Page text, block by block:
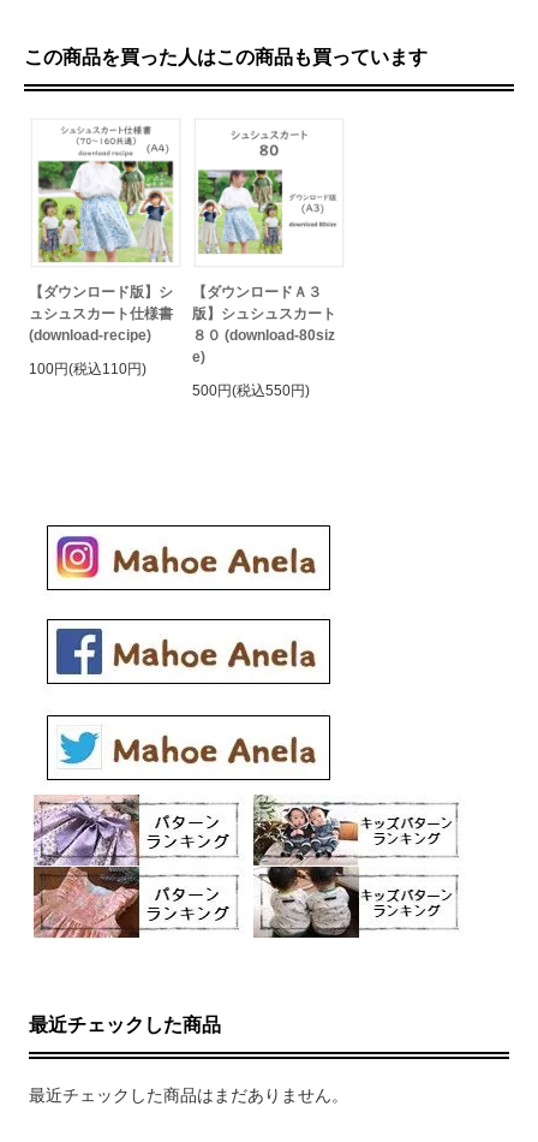
この商品を買った人はこの商品も買っています
【ダウンロード版】シ
ュシュスカート仕様書
(download-recipe)
100円(税込110円)
【ダウンロードＡ３
版】シュシュスカート
８０ (download-80siz
e)
500円(税込550円)
最近チェックした商品
最近チェックした商品はまだありません。